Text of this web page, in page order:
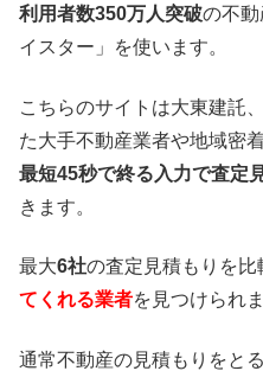
利用者数350万人突破の不
イスター」を使います。
こちらのサイトは大東建託
た大手不動産業者や地域密
最短45秒で終る入力で査定
きます。
最大6社の査定見積もりを比
てくれる業者を見つけられ
通常不動産の見積もりをと